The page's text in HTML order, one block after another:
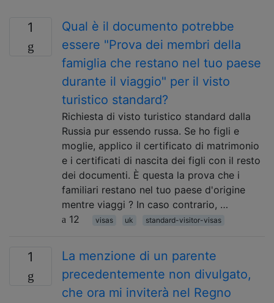
1
Qual è il documento potrebbe
essere "Prova dei membri della
famiglia che restano nel tuo paese
durante il viaggio" per il visto
turistico standard?
Richiesta di visto turistico standard dalla
Russia pur essendo russa. Se ho figli e
moglie, applico il certificato di matrimonio
e i certificati di nascita dei figli con il resto
dei documenti. È questa la prova che i
familiari restano nel tuo paese d'origine
mentre viaggi ? In caso contrario, …
12
visas uk standard-visitor-visas
1
La menzione di un parente
precedentemente non divulgato,
che ora mi inviterà nel Regno